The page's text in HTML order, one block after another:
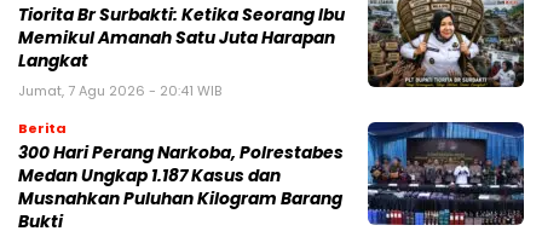
Tiorita Br Surbakti: Ketika Seorang Ibu
Memikul Amanah Satu Juta Harapan
Langkat
Jumat, 7 Agu 2026 - 20:41 WIB
Berita
300 Hari Perang Narkoba, Polrestabes
Medan Ungkap 1.187 Kasus dan
Musnahkan Puluhan Kilogram Barang
Bukti